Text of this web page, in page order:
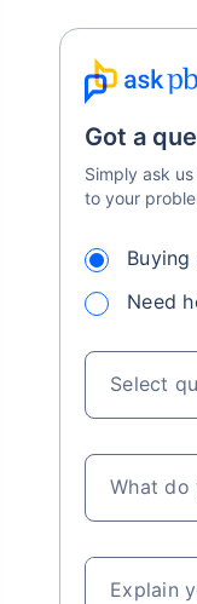
Got a
Simply ask
to your
Need
Select
What do
Explain